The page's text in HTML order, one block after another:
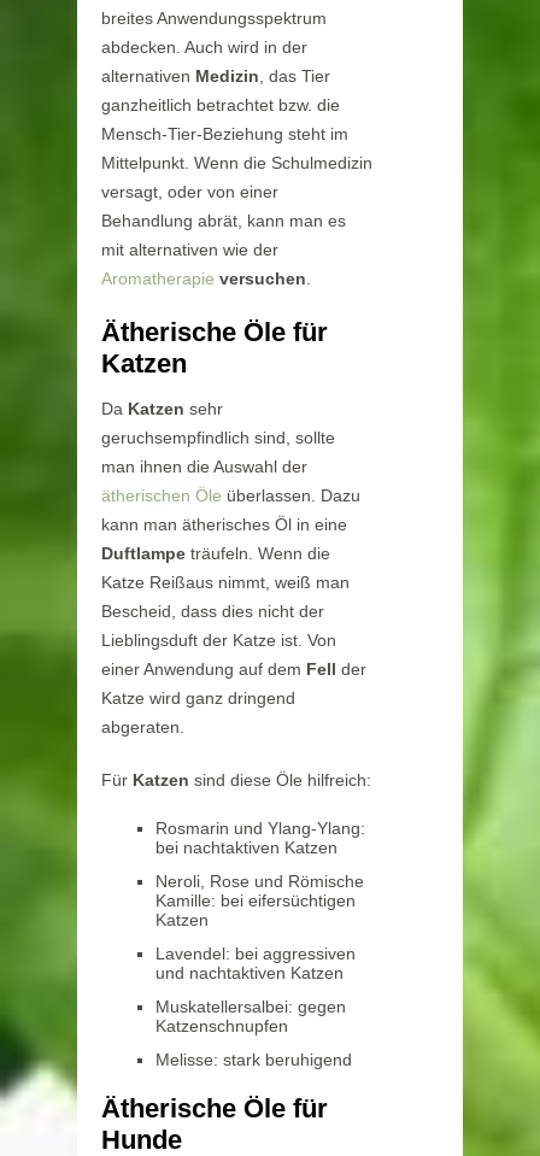
breites Anwendungsspektrum
abdecken. Auch wird in der
alternativen Medizin , das Tier
ganzheitlich betrachtet bzw. die
Mensch-Tier-Beziehung steht im
Mittelpunkt. Wenn die Schulmedizin
versagt, oder von einer
Behandlung abrät, kann man es
mit alternativen wie der
Aromatherapie versuchen
Ätherische Öle für
Katzen
Da Katzen sehr
geruchsempfindlich sind, sollte
man ihnen die Auswahl der
ätherischen Öle überlassen. Dazu
kann man ätherisches Öl in eine
Duftlampe träufeln. Wenn die
Katze Reißaus nimmt, weiß man
Bescheid, dass dies nicht der
Lieblingsduft der Katze ist. Von
einer Anwendung auf dem Fell der
Katze wird ganz dringend
abgeraten.
Für Katzen sind diese Öle hilfreich:
Rosmarin und Ylang-Ylang:
bei nachtaktiven Katzen
Neroli, Rose und Römische
Kamille: bei eifersüchtigen
Katzen
Lavendel: bei aggressiven
und nachtaktiven Katzen
Muskatellersalbei: gegen
Katzenschnupfen
Melisse: stark beruhigend
Ätherische Öle für
Hunde